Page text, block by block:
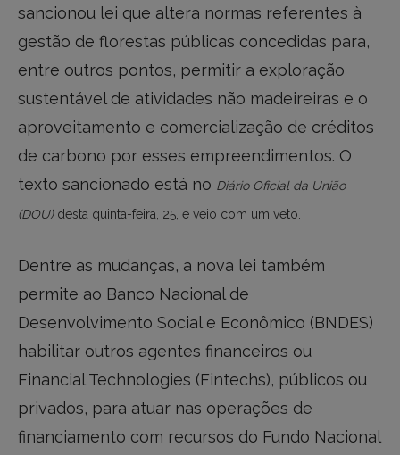
sancionou lei que altera normas referentes à
gestão de florestas públicas concedidas para,
entre outros pontos, permitir a exploração
sustentável de atividades não madeireiras e o
aproveitamento e comercialização de créditos
de carbono por esses empreendimentos. O
texto sancionado está no Diário Oficial da União
(DOU)desta quinta-feira, 25, e veio com um veto.
Dentre as mudanças, a nova lei também
permite ao Banco Nacional de
Desenvolvimento Social e Econômico (BNDES)
habilitar outros agentes financeiros ou
Financial Technologies (Fintechs), públicos ou
privados, para atuar nas operações de
financiamento com recursos do Fundo Nacional